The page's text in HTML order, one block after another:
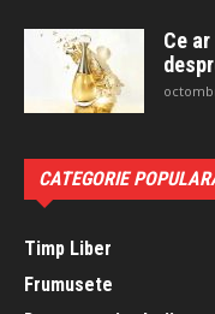
Ce
CATEGORIE
Timp Liber
Frumusete